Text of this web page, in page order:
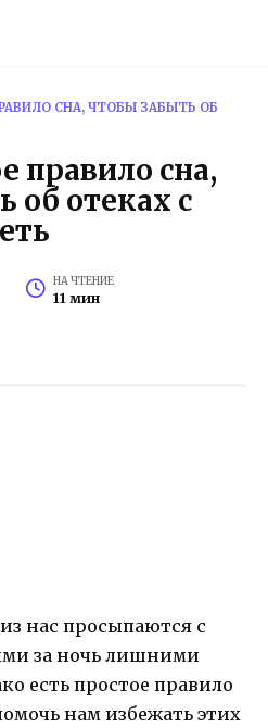
СНА, ЧТОБЫ ЗАБЫТЬ ОБ
правило сна,
об отеках с
НА ЧТЕНИЕ
11 мин
нас просыпаются с
за ночь лишними
есть простое правило
нам избежать этих